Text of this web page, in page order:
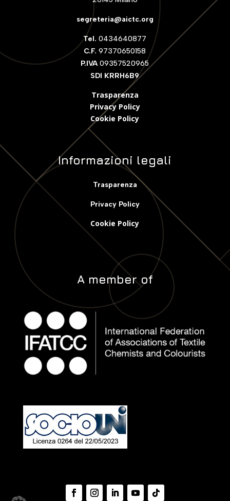
segreteria@aictc.org
Tel. 0434640877
C.F. 97370650158
P.IVA09357520965
SDI KRRH6B9
Trasparenza
Privacy Policy
Cookie Policy
Informazioni legali
Trasparenza
Privacy Policy
Cookie Policy
A member of